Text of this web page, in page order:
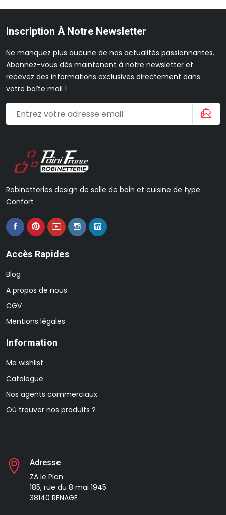
Inscription À Notre Newsletter
Ne manquez plus aucune de nos actualités passionnantes.
Abonnez-vous dès maintenant à notre newsletter et
recevez des informations exclusives directement dans
votre boîte mail !
Robinetteries design de salle de bain et cuisine de type
Confort
Accès Rapides
Blog
A propos de nous
CGV
Mentions légales
Information
Ma wishlist
Catalogue
Nos agents commerciaux
Où trouver nos produits ?
Adresse
ZA le Plan
185, rue du 8 mai 1945
38140 RENAGE